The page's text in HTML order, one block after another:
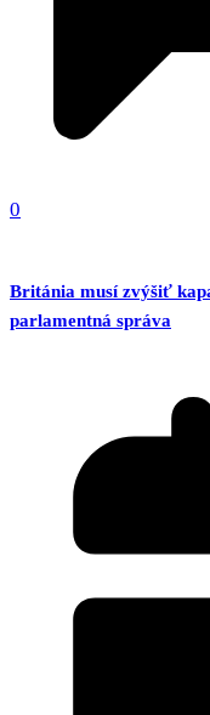
0
Británia musí zvýšiť
parlamentná správa